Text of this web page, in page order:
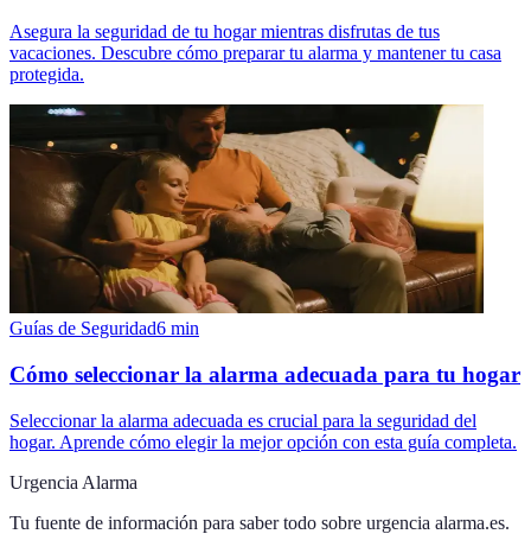
Asegura la seguridad de tu hogar mientras disfrutas de tus
vacaciones. Descubre cómo preparar tu alarma y mantener tu casa
protegida.
Guías de Seguridad6 min
Cómo seleccionar la alarma adecuada para tu hogar
Seleccionar la alarma adecuada es crucial para la seguridad del
hogar. Aprende cómo elegir la mejor opción con esta guía completa.
Urgencia Alarma
Tu fuente de información para saber todo sobre urgencia alarma.es.